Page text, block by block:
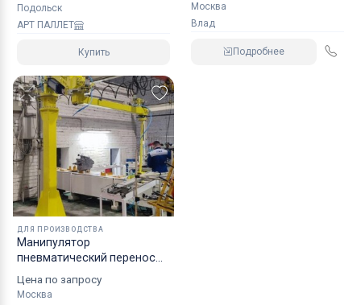
Подольск
АРТ ПАЛЛЕТ
Купить
Москва
Влад
Подробнее
ДЛЯ ПРОИЗВОДСТВА
Манипулятор
пневматический перенос
грузов ШБМ150П
Цена по запросу
Москва